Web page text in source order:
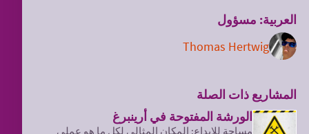
العربية: مسؤول
Thomas Hertwig
المشاريع ذات الصلة
الورشة المفتوحة في أرينبرغ
مساحة للإبداع: المكان المثالي لكل ما هو عملي